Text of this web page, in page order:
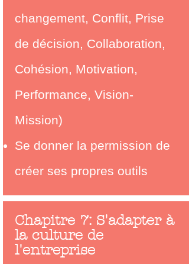
changement, Conflit, Prise
de décision, Collaboration,
Cohésion, Motivation,
Performance, Vision-
Mission)
Se donner la permission de
créer ses propres outils
Chapitre 7: S'adapter à
la culture de
l'entreprise